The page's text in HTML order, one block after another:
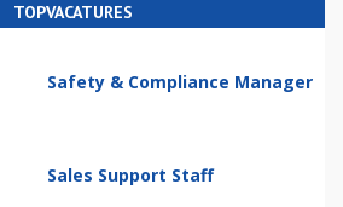
TOPVACATURES
Safety & Compliance Manager
Sales Support Staff